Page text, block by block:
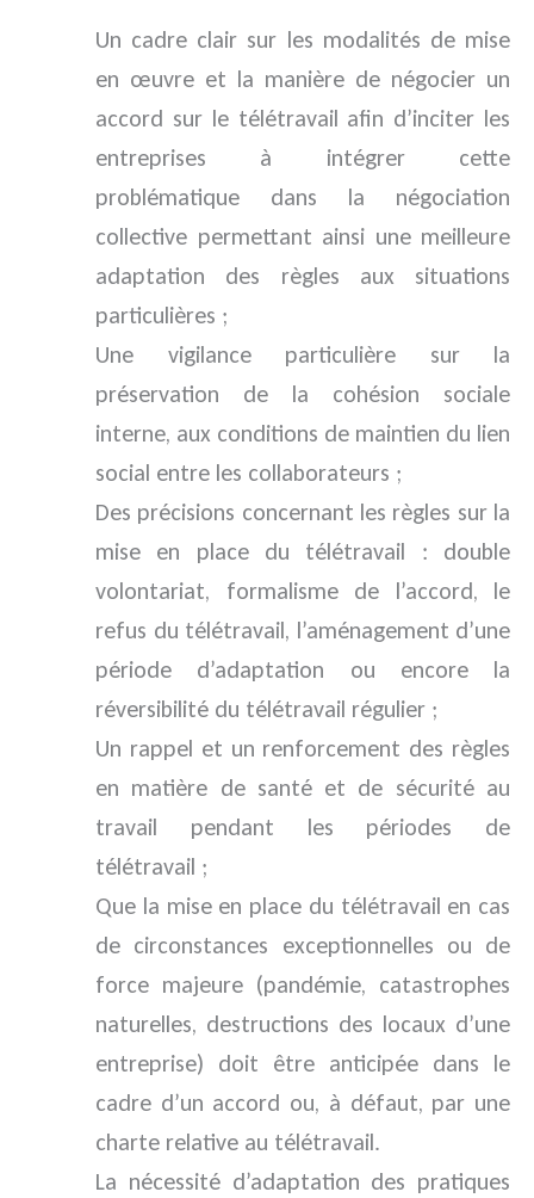
Un cadre clair sur les modalités de mise
en œuvre et la manière de négocier un
accord sur le télétravail afin d’inciter les
entreprises à intégrer cette
problématique dans la négociation
collective permettant ainsi une meilleure
adaptation des règles aux situations
particulières ;
Une vigilance particulière sur la
préservation de la cohésion sociale
interne, aux conditions de maintien du lien
social entre les collaborateurs ;
Des précisions concernant les règles sur la
mise en place du télétravail : double
volontariat, formalisme de l’accord, le
refus du télétravail, l’aménagement d’une
période d’adaptation ou encore la
réversibilité du télétravail régulier ;
Un rappel et un renforcement des règles
en matière de santé et de sécurité au
travail pendant les périodes de
télétravail ;
Que la mise en place du télétravail en cas
de circonstances exceptionnelles ou de
force majeure (pandémie, catastrophes
naturelles, destructions des locaux d’une
entreprise) doit être anticipée dans le
cadre d’un accord ou, à défaut, par une
charte relative au télétravail.
La nécessité d’adaptation des pratiques